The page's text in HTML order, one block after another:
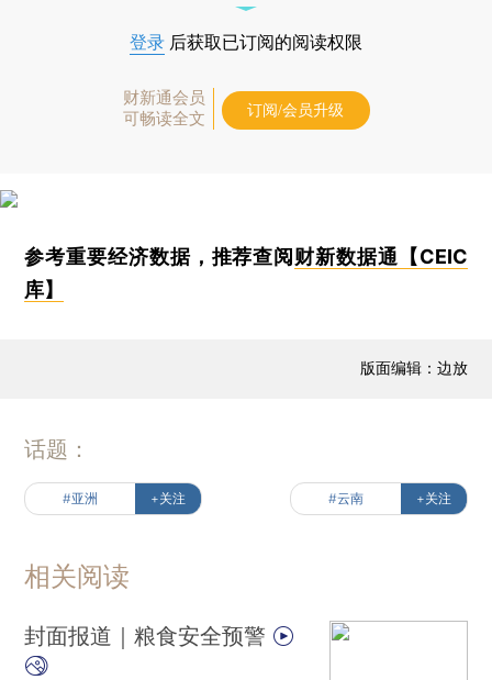
登录 后获取已订阅的阅读权限
财新通会员
可畅读全文
订阅/会员升级
参考重要经济数据，推荐查阅 财新数据通【CEIC
库】
版面编辑：边放
话题：
#亚洲 +关注 #云南 +关注
相关阅读
封面报道｜粮食安全预警